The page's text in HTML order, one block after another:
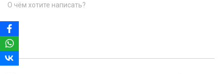
О чём хотите написать?